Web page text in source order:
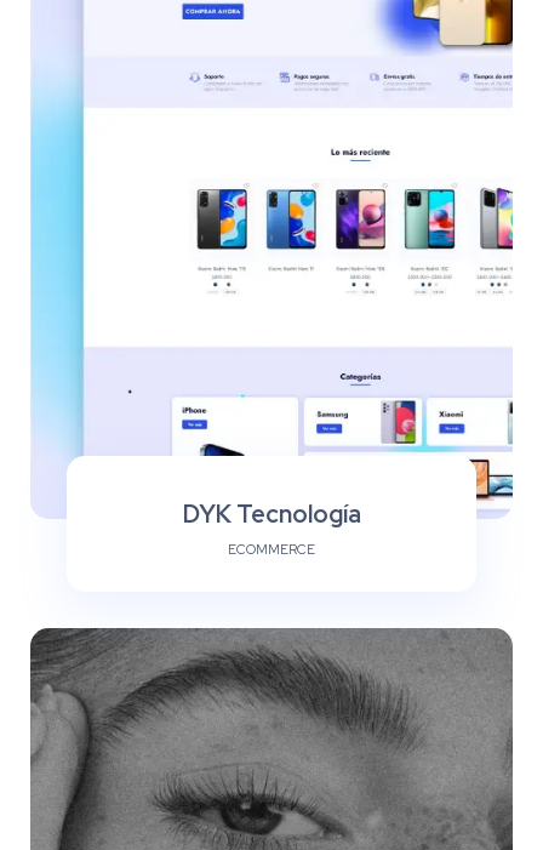
DYK Tecnología
ECOMMERCE